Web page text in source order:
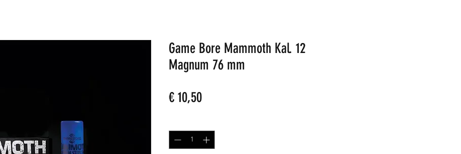
Game Bore Mammoth Kal. 12
Magnum 76 mm
€ 10,50Prijs